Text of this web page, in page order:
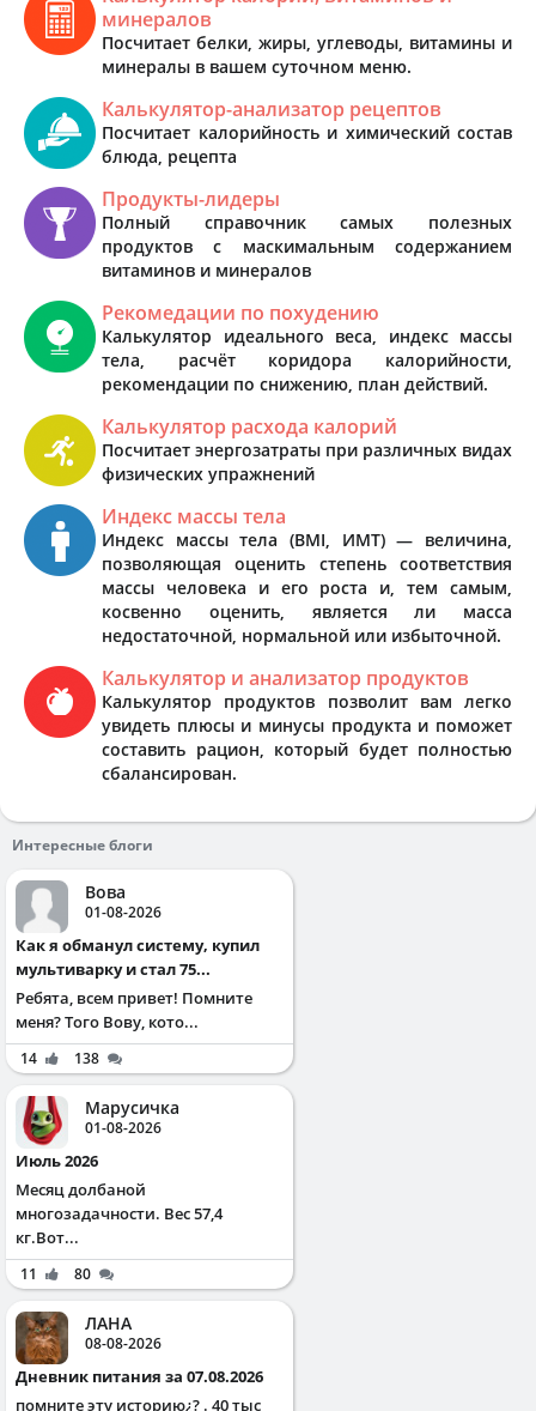
минералов
Посчитает белки, жиры, углеводы, витамины и
минералы в вашем суточном меню.
Калькулятор-анализатор рецептов
Посчитает калорийность и химический состав
блюда, рецепта
Продукты-лидеры
Полный справочник самых полезных
продуктов с маскимальным содержанием
витаминов и минералов
Рекомедации по похудению
Калькулятор идеального веса, индекс массы
тела, расчёт коридора калорийности,
рекомендации по снижению, план действий.
Калькулятор расхода калорий
Посчитает энергозатраты при различных видах
физических упражнений
Индекс массы тела
Индекс массы тела (BMI, ИМТ) — величина,
позволяющая оценить степень соответствия
массы человека и его роста и, тем самым,
косвенно оценить, является ли масса
недостаточной, нормальной или избыточной.
Калькулятор и анализатор продуктов
Калькулятор продуктов позволит вам легко
увидеть плюсы и минусы продукта и поможет
составить рацион, который будет полностью
сбалансирован.
Интересные блоги
Вова
01-08-2026
Как я обманул систему, купил
мультиварку и стал 75...
Ребята, всем привет! Помните
меня? Того Вову, кото...
14 138
Марусичка
01-08-2026
Июль 2026
Месяц долбаной
многозадачности. Вес 57,4
кг.Вот...
11 80
ЛАНА
08-08-2026
Дневник питания за 07.08.2026
помните эту историю¿? . 40 тыс